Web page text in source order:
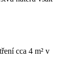
cca 4 m² v